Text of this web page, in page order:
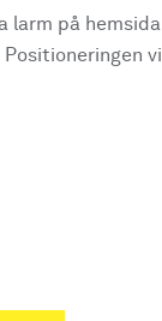
larm på